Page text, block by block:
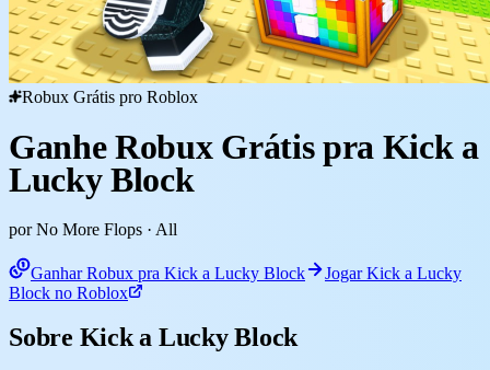
Robux Grátis pro Roblox
Ganhe Robux Grátis pra Kick a
Lucky Block
por No More Flops · All
Ganhar Robux pra Kick a Lucky Block
Jogar Kick a Lucky
Block no Roblox
Sobre Kick a Lucky Block